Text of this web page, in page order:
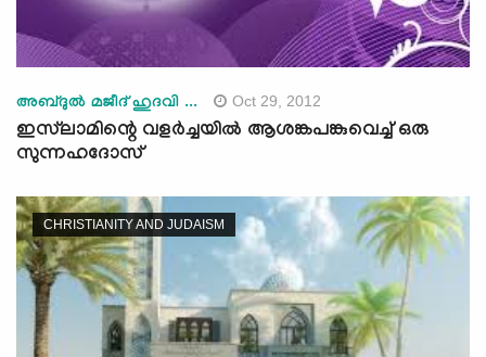
അബ്ദുല്‍ മജീദ് ഹുദവി ... Oct 29, 2012
ഇസ്‌ലാമിന്റെ വളര്‍ച്ചയില്‍ ആശങ്കപങ്കുവെച്ച് ഒരു
സുന്നഹദോസ്
CHRISTIANITY AND JUDAISM